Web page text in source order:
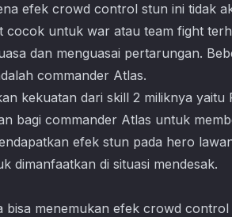
efek crowd control stun ini tidak
cocok untuk war atau team fight
dan menguasai pertarungan.
commander Atlas.
kekuatan dari skill 2 miliknya
bagi commander Atlas untuk
efek stun pada hero
dimanfaatkan di situasi mendesak.
bisa menemukan efek crowd